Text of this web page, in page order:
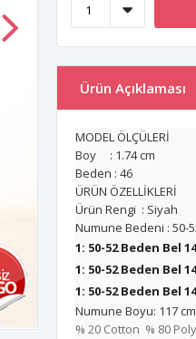
Ürün Açıklaması
MODEL ÖLÇÜLERİ
Boy : 1.74 cm
Beden : 46
ÜRÜN ÖZELLİKLERİ
Ürün Rengi : Siyah
Numune Bedeni : 50-
1: 50-52 Beden Bel
1: 50-52 Beden Bel
1: 50-52 Beden Bel
Numune Boyu: 117 cm
% 20 Cotton % 80